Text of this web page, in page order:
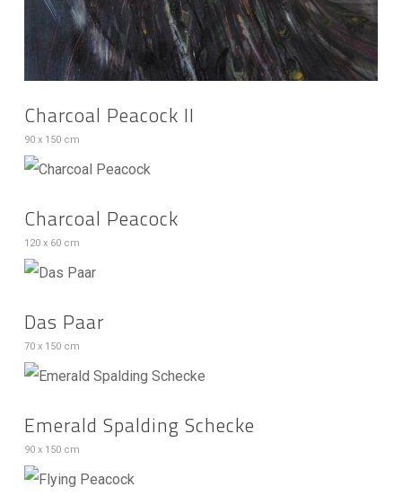
Charcoal Peacock II
90 x 150 cm
Charcoal Peacock
120 x 60 cm
Das Paar
70 x 150 cm
Emerald Spalding Schecke
90 x 150 cm